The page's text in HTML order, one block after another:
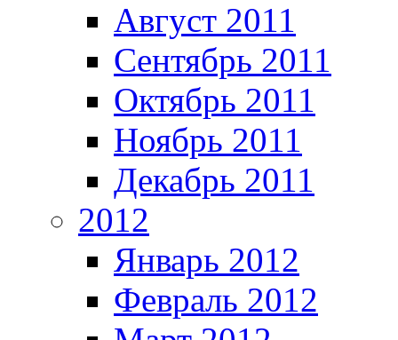
Август 2011
Сентябрь 2011
Октябрь 2011
Ноябрь 2011
Декабрь 2011
2012
Январь 2012
Февраль 2012